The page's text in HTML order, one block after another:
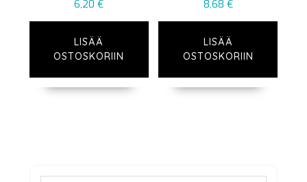
6,20€
LISÄÄ
OSTOSKORIIN
8,68 €
LISÄÄ
OSTOSKORIIN
Ensisijainen